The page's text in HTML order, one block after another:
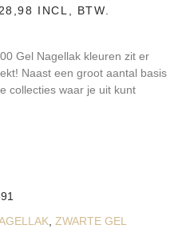
28,98 INCL, BTW.
Gel Nagellak kleuren zit er
Naast een groot aantal basis
collecties waar je uit kunt
ZWARTE GEL